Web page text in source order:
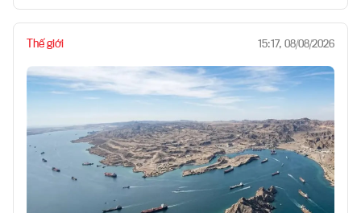
Thế giới 15:17, 08/08/2026